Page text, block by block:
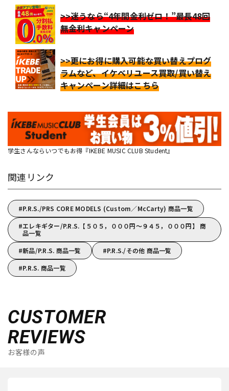
>>迷うなら“4年間金利ゼロ！”最長48回
無金利キャンペーン
>>更にお得に購入可能な買い替えプログ
ラムなど、イケベリユース買取/買い替え
キャンペーン詳細はこちら
学生さんならいつでもお得『IKEBE MUSIC CLUB Student』
関連リンク
P.R.S./PRS CORE MODELS (Custom／McCarty) 商品一覧
エレキギター/P.R.S.【５０５，０００円～９４５，０００円】 商
品一覧
新品/P.R.S. 商品一覧
P.R.S./その他 商品一覧
P.R.S. 商品一覧
CUSTOMER
REVIEWS
お客様の声